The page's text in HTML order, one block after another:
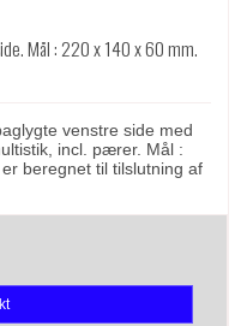
Mål : 220 x 140 x 60 mm.
venstre side med
incl. pærer. Mål :
beregnet til tilslutning af